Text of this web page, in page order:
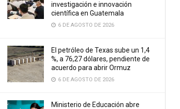
investigación e innovación
científica en Guatemala
6 DE AGOSTO DE 2026
El petróleo de Texas sube un 1,4
%, a 76,27 dólares, pendiente de
acuerdo para abrir Ormuz
6 DE AGOSTO DE 2026
Ministerio de Educación abre